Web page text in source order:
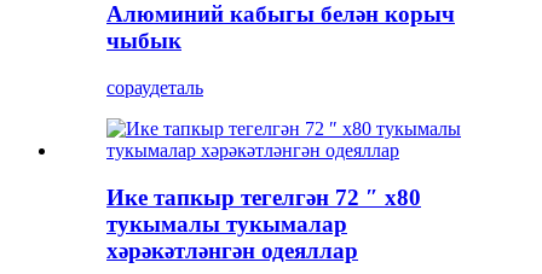
Алюминий кабыгы белән корыч
чыбык
сораудеталь
Ике тапкыр тегелгән 72 ″ x80
тукымалы тукымалар
хәрәкәтләнгән одеяллар